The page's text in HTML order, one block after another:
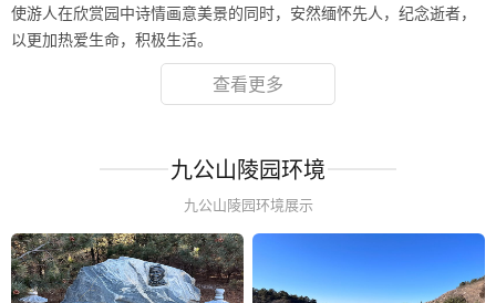
使游人在欣赏园中诗情画意美景的同时，安然缅怀先人，纪念逝者，
以更加热爱生命，积极生活。
查看更多
九公山陵园环境
九公山陵园环境展示